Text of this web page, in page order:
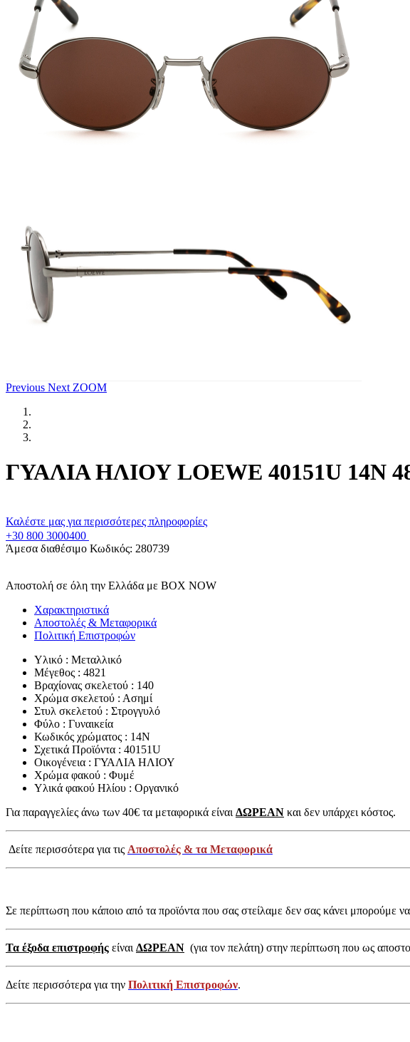
Previous Next ZOOM
ΓΥΑΛΙΑ ΗΛΙΟΥ LOEWE 40151U 14N
Καλέστε μας για περισσότερες πληροφορίες
+30 800 3000400
Άμεσα διαθέσιμο Κωδικός: 280739
Αποστολή σε όλη την Ελλάδα με BOX NOW
Χαρακτηριστικά
Αποστολές & Μεταφορικά
Πολιτική Επιστροφών
Υλικό : Μεταλλικό
Μέγεθος : 4821
Βραχίονας σκελετού : 140
Χρώμα σκελετού : Ασημί
Στυλ σκελετού : Στρογγυλό
Φύλο : Γυναικεία
Κωδικός χρώματος : 14N
Σχετικά Προϊόντα : 40151U
Οικογένεια : ΓΥΑΛΙΑ ΗΛΙΟΥ
Χρώμα φακού : Φυμέ
Υλικά φακού Ηλίου : Οργανικό
Για παραγγελίες άνω των 40€ τα μεταφορικά είναι ΔΩΡΕΑΝ και δεν υπάρχει κόστος.
Δείτε περισσότερα για τις Αποστολές & τα Μεταφορικά
Σε περίπτωση που κάποιο από τα προϊόντα που σας στείλαμε δεν σας κάνει μπορούμε
Τα έξοδα επιστροφής είναι ΔΩΡΕΑΝ (για τον πελάτη) στην περίπτωση που ως
Δείτε περισσότερα για την Πολιτική Επιστροφών.